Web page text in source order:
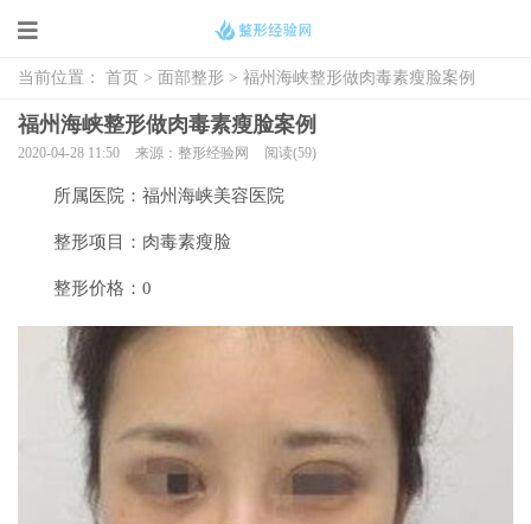
当前位置： 首页 > 面部整形 > 福州海峡整形做肉毒素瘦脸案例
福州海峡整形做肉毒素瘦脸案例
2020-04-28 11:50 来源：整形经验网 阅读(59)
所属医院：福州海峡美容医院
整形项目：肉毒素瘦脸
整形价格：0